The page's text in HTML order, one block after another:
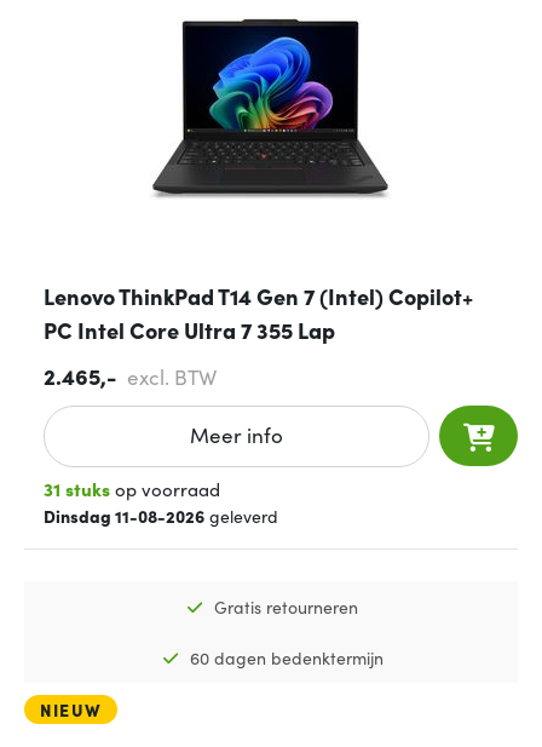
Lenovo ThinkPad T14 Gen 7 (Intel) Copilot+
PC Intel Core Ultra 7 355 Lap
2.465,- excl. BTW
Meer info
31 stuksop voorraad
Dinsdag 11-08-2026 geleverd
Gratis retourneren
60 dagen bedenktermijn
NIEUW